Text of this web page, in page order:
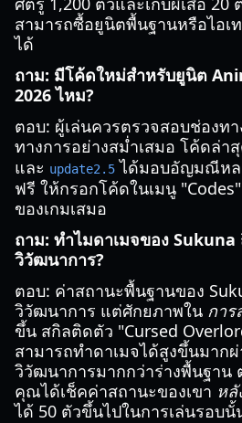
สามารถซื้อยูนิตพื้นฐานหรือไอเ
ได้
ถาม: มีโค้ดใหม่สำหรับยูนิต
2026 ไหม?
ตอบ: ผู้เล่นควรตรวจสอบช่องทา
ทางการอย่างสม่ำเสมอ โค้ดล่า
และ update2.5 ได้มอบอัญมณีหล
ฟรี ให้กรอกโค้ดในเมนู
ของเกมเสมอ
ถาม: ทำไมดาเมจของ
วิวัฒนาการ?
ตอบ: ค่าสถานะพื้นฐานของ
วิวัฒนาการ แต่ศักยภาพใน การ
ขึ้น สกิลติดตัว "Cursed
สามารถทำดาเมจได้สูงขึ้นมาก
วิวัฒนาการมากกว่าร่างพื้นฐาน
คุณได้เช็คค่าสถานะของเขา หลั
ได้ 50 ตัวขึ้นไปในการเล่นรอบนั้